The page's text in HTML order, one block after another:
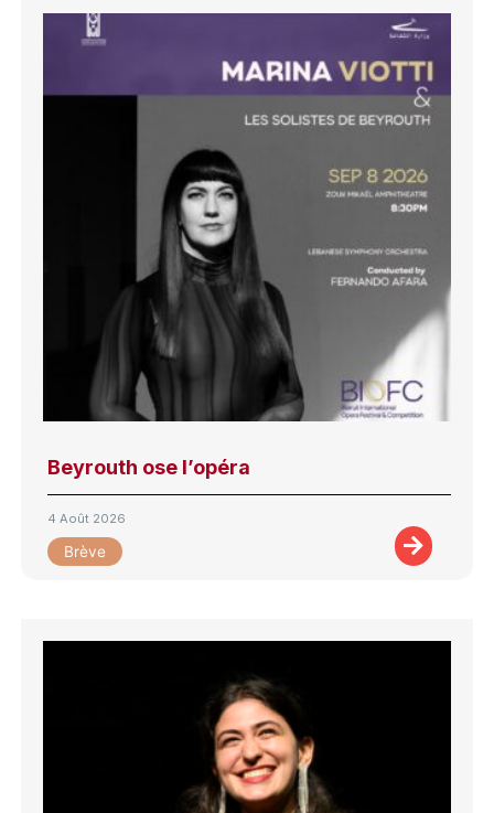
Beyrouth ose l’opéra
4 Août 2026
Brève